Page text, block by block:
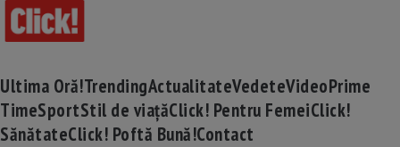
Ultima Oră!TrendingActualitateVedeteVideoPrime
TimeSportStil de viațăClick! Pentru FemeiClick!
SănătateClick! Poftă Bună!Contact